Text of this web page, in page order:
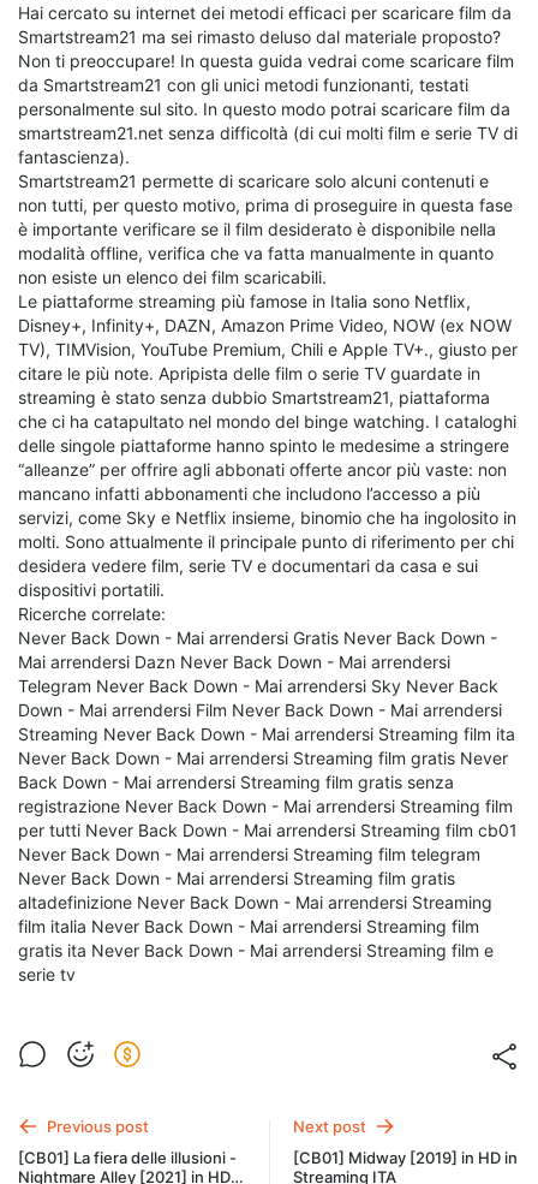
Hai cercato su internet dei metodi efficaci per scaricare film da
Smartstream21 ma sei rimasto deluso dal materiale proposto?
Non ti preoccupare! In questa guida vedrai come scaricare film
da Smartstream21 con gli unici metodi funzionanti, testati
personalmente sul sito. In questo modo potrai scaricare film da
smartstream21.net senza difficoltà (di cui molti film e serie TV di
fantascienza).
Smartstream21 permette di scaricare solo alcuni contenuti e
non tutti, per questo motivo, prima di proseguire in questa fase
è importante verificare se il film desiderato è disponibile nella
modalità offline, verifica che va fatta manualmente in quanto
non esiste un elenco dei film scaricabili.
Le piattaforme streaming più famose in Italia sono Netflix,
Disney+, Infinity+, DAZN, Amazon Prime Video, NOW (ex NOW
TV), TIMVision, YouTube Premium, Chili e Apple TV+., giusto per
citare le più note. Apripista delle film o serie TV guardate in
streaming è stato senza dubbio Smartstream21, piattaforma
che ci ha catapultato nel mondo del binge watching. I cataloghi
delle singole piattaforme hanno spinto le medesime a stringere
“alleanze” per offrire agli abbonati offerte ancor più vaste: non
mancano infatti abbonamenti che includono l’accesso a più
servizi, come Sky e Netflix insieme, binomio che ha ingolosito in
molti. Sono attualmente il principale punto di riferimento per chi
desidera vedere film, serie TV e documentari da casa e sui
dispositivi portatili.
Ricerche correlate:
Never Back Down - Mai arrendersi Gratis Never Back Down -
Mai arrendersi Dazn Never Back Down - Mai arrendersi
Telegram Never Back Down - Mai arrendersi Sky Never Back
Down - Mai arrendersi Film Never Back Down - Mai arrendersi
Streaming Never Back Down - Mai arrendersi Streaming film ita
Never Back Down - Mai arrendersi Streaming film gratis Never
Back Down - Mai arrendersi Streaming film gratis senza
registrazione Never Back Down - Mai arrendersi Streaming film
per tutti Never Back Down - Mai arrendersi Streaming film cb01
Never Back Down - Mai arrendersi Streaming film telegram
Never Back Down - Mai arrendersi Streaming film gratis
altadefinizione Never Back Down - Mai arrendersi Streaming
film italia Never Back Down - Mai arrendersi Streaming film
gratis ita Never Back Down - Mai arrendersi Streaming film e
serie tv
Previous post
[CB01] La fiera delle illusioni -
Nightmare Alley [2021] in HD
Next post
[CB01] Midway [2019] in HD in
Streaming ITA